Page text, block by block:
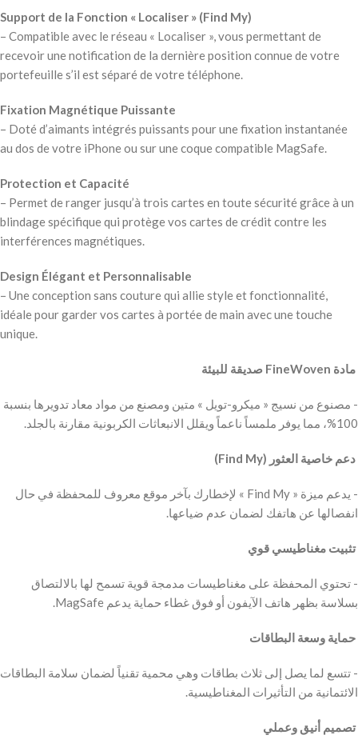
Support de la Fonction « Localiser » (Find My)
– Compatible avec le réseau « Localiser », vous permettant de
recevoir une notification de la dernière position connue de votre
portefeuille s’il est séparé de votre téléphone.
Fixation Magnétique Puissante
– Doté d’aimants intégrés puissants pour une fixation instantanée
au dos de votre iPhone ou sur une coque compatible MagSafe.
Protection et Capacité
– Permet de ranger jusqu’à trois cartes en toute sécurité grâce à un
blindage spécifique qui protège vos cartes de crédit contre les
interférences magnétiques.
Design Élégant et Personnalisable
– Une conception sans couture qui allie style et fonctionnalité,
idéale pour garder vos cartes à portée de main avec une touche
unique.
‫ مادة FineWoven صديقة للبيئة
‫- مصنوع من نسيج « ميكرو-تويل » متين ومصنع من مواد معاد تدويرها بنسبة
100%، مما يوفر ملمساً ناعماً ويقلل الانبعاثات الكربونية مقارنة بالجلد.
‫ دعم خاصية العثور (Find My)
‫- يدعم ميزة « Find My » لإخطارك بآخر موقع معروف للمحفظة في حال
انفصالها عن هاتفك لضمان عدم ضياعها.
‫ تثبيت مغناطيسي قوي
‫- تحتوي المحفظة على مغناطيسات مدمجة قوية تسمح لها بالالتصاق
بسلاسة بظهر هاتف الآيفون أو فوق غطاء حماية يدعم MagSafe.
‫ حماية وسعة البطاقات
‫- تتسع لما يصل إلى ثلاث بطاقات وهي محمية تقنياً لضمان سلامة البطاقات
الائتمانية من التأثيرات المغناطيسية.
‫ تصميم أنيق وعملي